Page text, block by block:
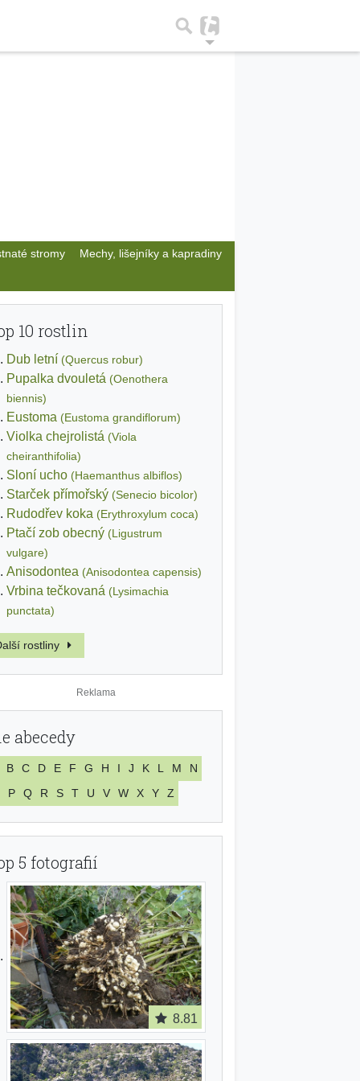
stromy Mechy, lišejníky a kapradiny
10 rostlin
Dub letní (Quercus robur)
Pupalka dvouletá (Oenothera
biennis)
Eustoma (Eustoma grandiflorum)
Violka chejrolistá (Viola
cheiranthifolia)
Sloní ucho (Haemanthus albiflos)
Starček přímořský (Senecio bicolor)
Rudodřev koka (Erythroxylum coca)
Ptačí zob obecný (Ligustrum
vulgare)
Anisodontea (Anisodontea capensis)
Vrbina tečkovaná (Lysimachia
punctata)
rostliny
abecedy
B C D E F G H I J K L M
N
P
Q R S T U V W X Y Z
5 fotografií
8.81